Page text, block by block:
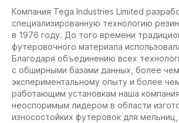
Компания Tega Industries Limited
специализированную технологию
в 1976 году. До того времени
футеровочного материала
Благодаря объединению всех
с обширными базами данных, более
экспериментальному опыту и более
работающим установкам наша
неоспоримым лидером в области
износостойких футеровок для мельниц,